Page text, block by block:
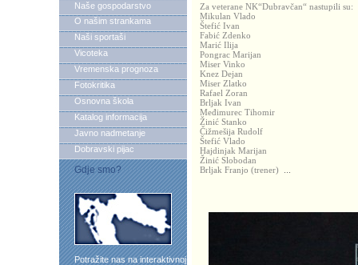
Naše gospodarstvo
O našim strankama
Naši sportaši
Vicoteka
Vremenska prognoza
Fotokritika
Osnovna škola
Katalog informacija
Javno nadmetanje
Dobravski pijac
Gdje smo?
Potražite nas na interaktivnoj
Za veterane NK“Dubravčan“ nastupili su:
Mikulan Vlado
Štefić Ivan
Fabić Zdenko
Marić Ilija
Pongrac Marijan
Miser Vinko
Knez Dejan
Miser Zlatko
Rafael Zoran
Brljak Ivan
Međimurec Tihomir
Žinić Stanko
Čižmešija Rudolf
Štefić Vlado
Hajdinjak Marijan
Žinić Slobodan
Brljak Franjo (trener)